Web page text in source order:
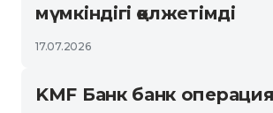
мүмкіндігі қолжетімді
17.07.2026
KMF Банк банк